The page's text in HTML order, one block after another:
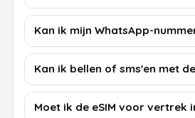
Kan ik mijn WhatsApp-
Kan ik bellen of sms'en met
Moet ik de eSIM voor vertrek